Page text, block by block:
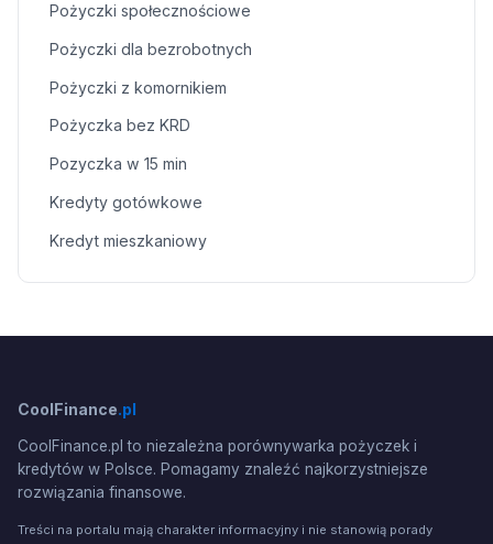
Pożyczki społecznościowe
Pożyczki dla bezrobotnych
Pożyczki z komornikiem
Pożyczka bez KRD
Pozyczka w 15 min
Kredyty gotówkowe
Kredyt mieszkaniowy
CoolFinance.pl
CoolFinance.pl to niezależna porównywarka pożyczek i
kredytów w Polsce. Pomagamy znaleźć najkorzystniejsze
rozwiązania finansowe.
Treści na portalu mają charakter informacyjny i nie stanowią porady